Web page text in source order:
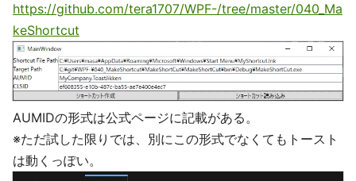
https://github.com/tera1707/WPF-/tree/master/040_Ma
keShortcut
AUMIDの形式は公式ページに記載がある。
※ただ試した限りでは、別にこの形式でなくてもトースト
は動くっぽい。